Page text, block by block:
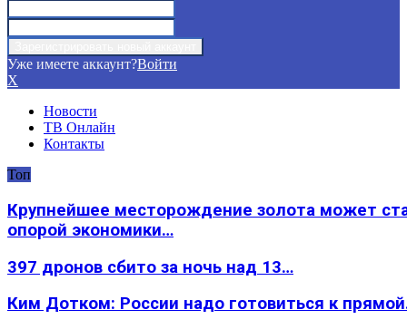
Уже имеете аккаунт?Войти
X
Новости
ТВ Онлайн
Контакты
Топ
Крупнейшее месторождение золота может
опорой экономики…
397 дронов сбито за ночь над 13…
Ким Дотком: России надо готовиться к